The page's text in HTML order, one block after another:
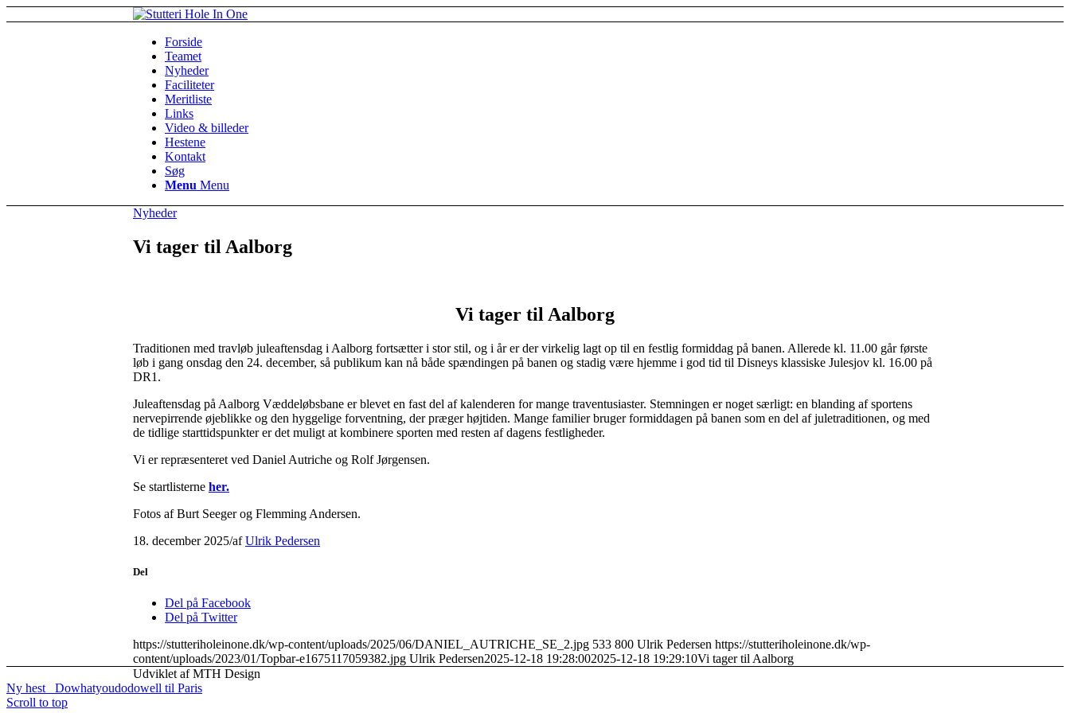
Forside
Teamet
Nyheder
Faciliteter
Meritliste
Links
Video & billeder
Hestene
Kontakt
Søg
Menu Menu
Nyheder
Vi tager til Aalborg
Vi tager til Aalborg
Traditionen med travløb juleaftensdag i Aalborg fortsætter i stor stil, og i år er der virkelig lagt op til en festlig formiddag på banen. Allerede kl. 11.00 går første
løb i gang onsdag den 24. december, så publikum kan nå både spændingen på banen og stadig være hjemme i god tid til Disneys klassiske Julesjov kl. 16.00 på
DR1.
Juleaftensdag på Aalborg Væddeløbsbane er blevet en fast del af kalenderen for mange traventusiaster. Stemningen er noget særligt: en blanding af sportens
nervepirrende øjeblikke og den hyggelige forventning, der præger højtiden. Mange familier bruger formiddagen på banen som en del af juletraditionen, og med
de tidlige starttidspunkter er det muligt at kombinere sporten med resten af dagens festligheder.
Vi er repræsenteret ved Daniel Autriche og Rolf Jørgensen.
Se startlisterne her.
Fotos af Burt Seeger og Flemming Andersen.
18. december 2025/afUlrik Pedersen
Del
Del på Facebook
Del på Twitter
https://stutteriholeinone.dk/wp-content/uploads/2025/06/DANIEL_AUTRICHE_SE_2.jpg 533 800 Ulrik Pedersen https://stutteriholeinone.dk/wp-
content/uploads/2023/01/Topbar-e1675117059382.jpg Ulrik Pedersen2025-12-18 19:28:002025-12-18 19:29:10Vi tager til Aalborg
Udviklet af MTH Design
Ny hest
Dowhatyoudodowell til Paris
Scroll to top